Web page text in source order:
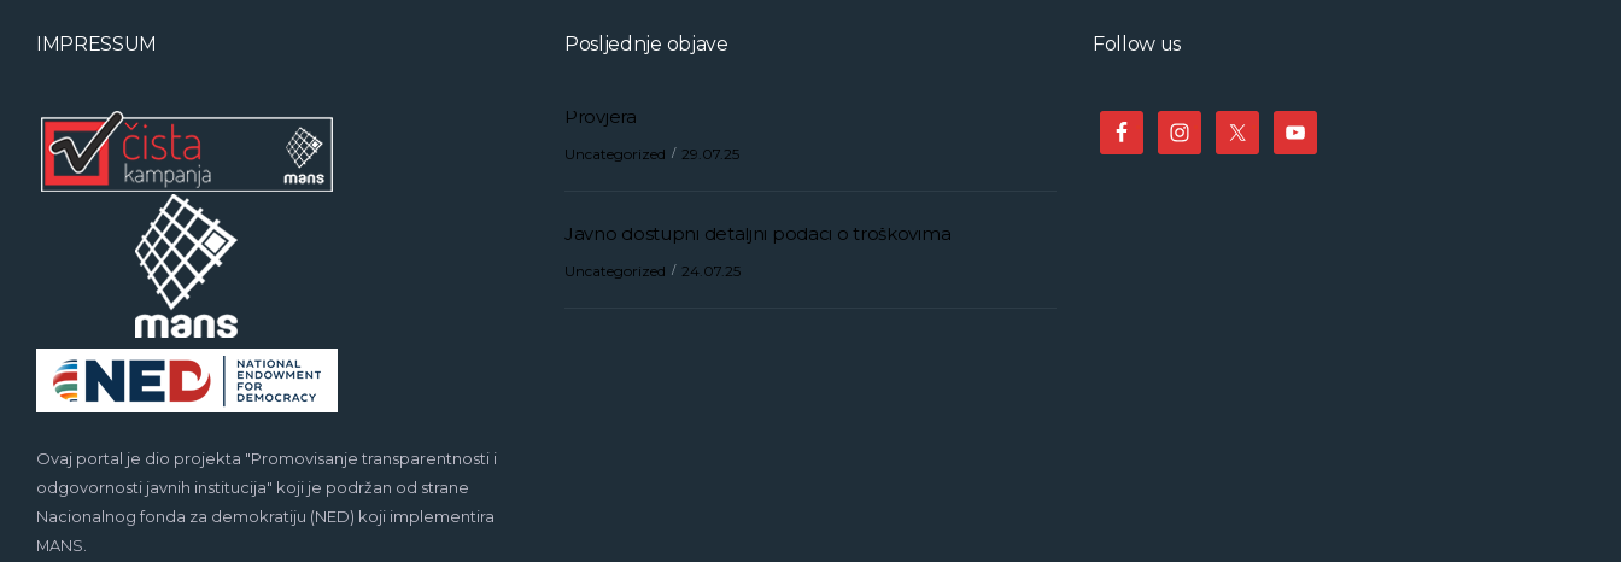
IMPRESSUM
Ovaj portal je dio projekta "Promovisanje transparentnosti i
odgovornosti javnih institucija" koji je podržan od strane
Nacionalnog fonda za demokratiju (NED) koji implementira
MANS.
Posljednje objave
Provjera
Uncategorized 29.07.25
Javno dostupni detaljni podaci o troškovima
Uncategorized 24.07.25
Follow us